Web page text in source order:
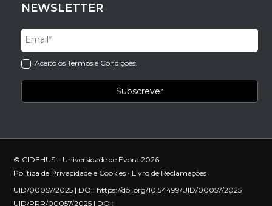
NEWSLETTER
Aceito os Termos e Condições.
© CIDEHUS – Universidade de Évora 2026
Política de Privacidade e Cookies • Livro de Reclamações
UID/00057/2025 | DOI: https://doi.org/10.54499/UID/00057/2025
UID/PRR/00057/2025 | DOI: